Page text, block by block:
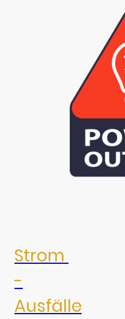
Strom
-
Ausfälle